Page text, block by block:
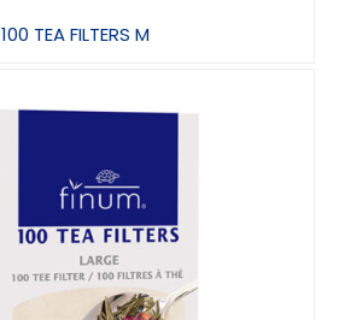
100 TEA FILTERS M